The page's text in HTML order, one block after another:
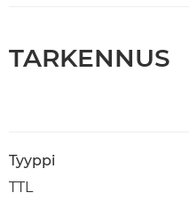
TARKENNUS
Tyyppi
TTL